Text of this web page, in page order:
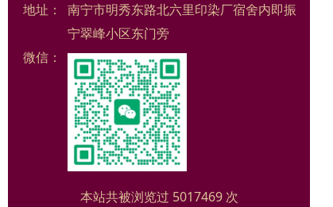
地址：
南宁市明秀东路北六里印染厂宿舍内即振
宁翠峰小区东门旁
微信：
本站共被浏览过 5017469 次